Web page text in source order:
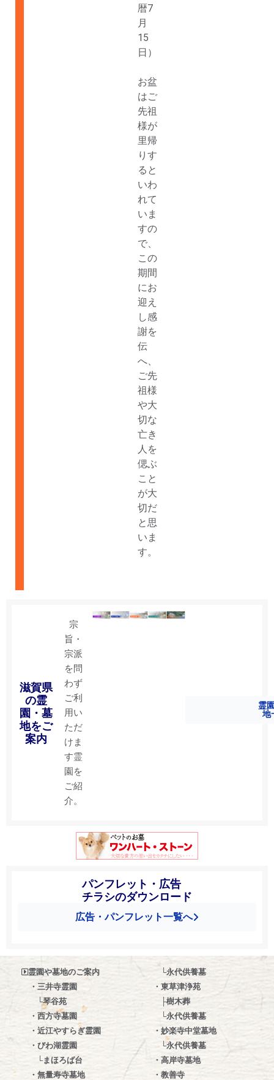
暦7
月
15
日）
お盆
はご
先祖
様が
里帰
りす
ると
いわ
れて
いま
すの
で、
この
期間
にお
迎え
し感
謝を
伝
へ、
ご先
祖様
や大
切な
亡き
人を
偲ぶ
こと
が大
切だ
と思
いま
す。
滋賀県
の霊
園・墓
地をご
案内
宗
旨・
宗派
を問
わず
ご利
用い
ただ
けま
す霊
園を
ご紹
介。
高岸寺
霊
地
パンフレット・広告
チラシのダウンロード
広告・パンフレット一覧へ
霊園や墓地のご案内
・三井寺霊園
└琴谷苑
・西方寺墓園
└永代供養墓
・東草津浄苑
├樹木葬
└永代供養墓
・ 近江やすらぎ霊園
・ びわ湖霊園
└まほろば台
・ 無量寿寺墓地
・ 妙楽寺中堂墓地
└永代供養墓
・ 高岸寺墓地
・ 教善寺